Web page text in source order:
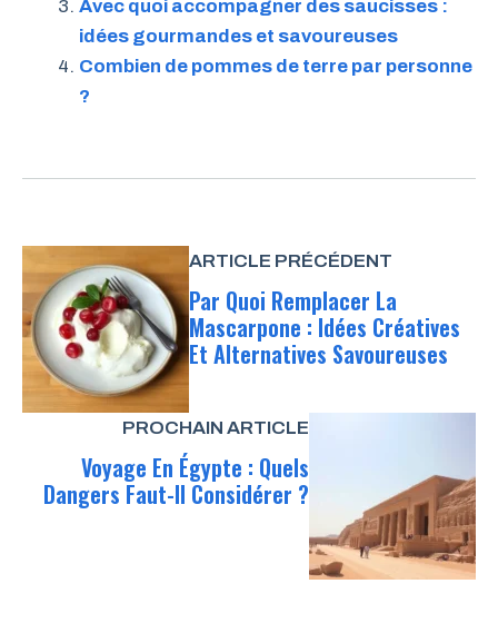
Avec quoi accompagner des saucisses :
idées gourmandes et savoureuses
Combien de pommes de terre par personne
?
ARTICLE PRÉCÉDENT
Par Quoi Remplacer La
Mascarpone : Idées Créatives
Et Alternatives Savoureuses
PROCHAIN ARTICLE
Voyage En Égypte : Quels
Dangers Faut-Il Considérer ?